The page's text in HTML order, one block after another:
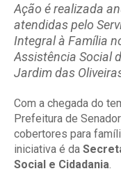
Ação é realizada
atendidas pelo
Integral à Família
Assistência Social
Jardim das
Com a chegada do
Prefeitura de
cobertores para
iniciativa é da
Social e Cidadania